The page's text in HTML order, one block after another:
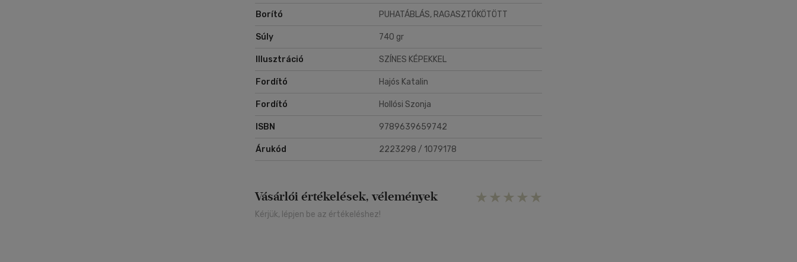
Borító PUHATÁBLÁS, RAGASZTÓKÖTÖTT
Súly 740 gr
Illusztráció SZÍNES KÉPEKKEL
Fordító Hajós Katalin
Fordító Hollósi Szonja
ISBN 9789639659742
Árukód 2223298 / 1079178
Vásárlói értékelések, vélemények
Kérjük, lépjen be az értékeléshez!